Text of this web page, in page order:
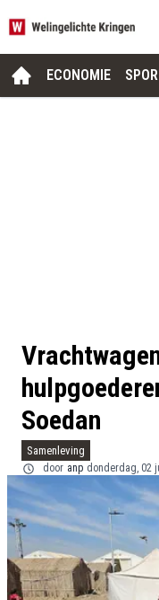
ECONOMIE
Soedan
Samenleving
door anp donderdag, 02